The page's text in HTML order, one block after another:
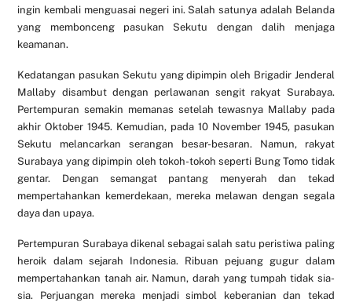
ingin kembali menguasai negeri ini. Salah satunya adalah Belanda
yang membonceng pasukan Sekutu dengan dalih menjaga
keamanan.
Kedatangan pasukan Sekutu yang dipimpin oleh Brigadir Jenderal
Mallaby disambut dengan perlawanan sengit rakyat Surabaya.
Pertempuran semakin memanas setelah tewasnya Mallaby pada
akhir Oktober 1945. Kemudian, pada 10 November 1945, pasukan
Sekutu melancarkan serangan besar-besaran. Namun, rakyat
Surabaya yang dipimpin oleh tokoh-tokoh seperti Bung Tomo tidak
gentar. Dengan semangat pantang menyerah dan tekad
mempertahankan kemerdekaan, mereka melawan dengan segala
daya dan upaya.
Pertempuran Surabaya dikenal sebagai salah satu peristiwa paling
heroik dalam sejarah Indonesia. Ribuan pejuang gugur dalam
mempertahankan tanah air. Namun, darah yang tumpah tidak sia-
sia. Perjuangan mereka menjadi simbol keberanian dan tekad